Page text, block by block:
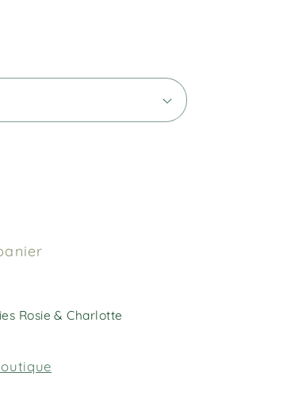
Rosie & Charlotte